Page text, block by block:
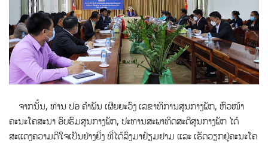
ຈາກນັ້ນ, ທ່ານ ປອ ຄຳພັນ ເຜີຍຍະວົງ ເລຂາທິການສູນກາງພັກ, ຫົວໜ້າ
ຄະນະໂຄສະນາ ອົບຮົມສູນກາງພັກ, ປະທານສະພາທິດສະດີສູນກາງພັກ ໄດ້
ສະແດງຄວາມດີໃຈເປັນຢ່າງຍີ່ງ ທີ່ໄດ້ລົງມາຢ້ຽມຢາມ ແລະ ເຮັດວຽກຢູ່ຄະນະໂຄ